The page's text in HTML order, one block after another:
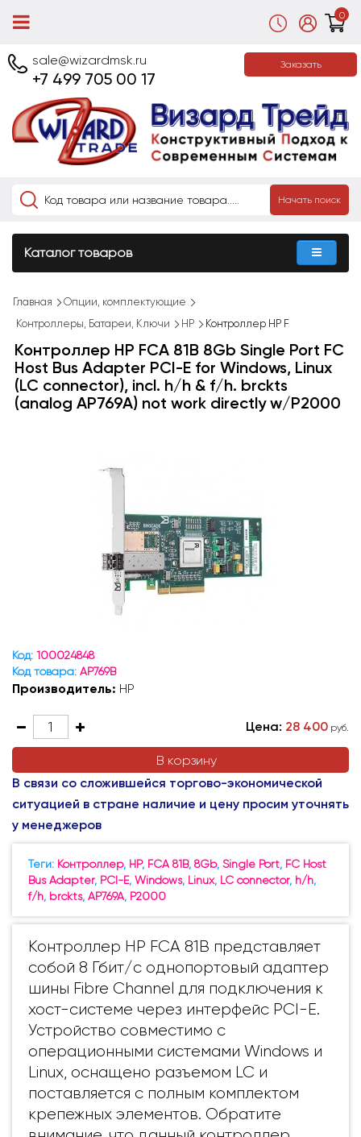
0
sale@wizardmsk.ru
+7 499 705 00 17
Заказать
Начать поиск
Каталог товаров
Главная
Опции, комплектующие
Контроллеры, Батареи, Ключи
HP Контроллер HP F
Контроллер HP FCA 81B 8Gb Single Port FC
Host Bus Adapter PCI-E for Windows, Linux
(LC connector), incl. h/h & f/h. brckts
(analog AP769A) not work directly w/P2000
Код: 100024848
Код товара: AP769B
Производитель: HP
В корзину
Цена: 28 400 руб.
В связи со сложившейся торгово-экономической
ситуацией в стране наличие и цену просим уточнять
у менеджеров
Теги: Контроллер, HP, FCA 81B, 8Gb, Single Port, FC Host
Bus Adapter, PCI-E, Windows, Linux, LC connector, h/h,
f/h, brckts, AP769A, P2000
Контроллер HP FCA 81B представляет
собой 8 Гбит/с однопортовый адаптер
шины Fibre Channel для подключения к
хост-системе через интерфейс PCI-E.
Устройство совместимо с
операционными системами Windows и
Linux, оснащено разъемом LC и
поставляется с полным комплектом
крепежных элементов. Обратите